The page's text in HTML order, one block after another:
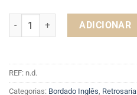
Quantidade de BORDADO INGLÊS
ADICIONAR
REF: n.d.
Categorias: Bordado Inglês, Retrosaria